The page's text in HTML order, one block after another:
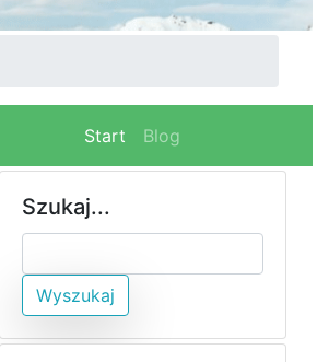
Start (current)
Blog
Szukaj...
Wyszukaj